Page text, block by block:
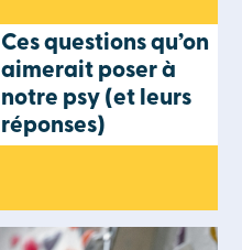
Ces questions qu’on
aimerait poser à
notre psy (et leurs
réponses)